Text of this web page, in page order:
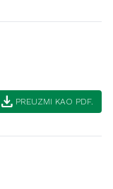
download PREUZMI KAO PDF.